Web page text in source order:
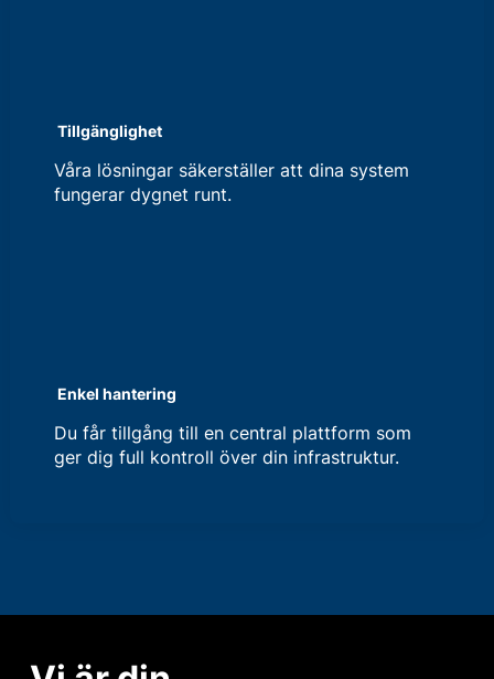
Tillgänglighet
Våra lösningar säkerställer att dina system
fungerar dygnet runt.
Enkel hantering
Du får tillgång till en central plattform som
ger dig full kontroll över din infrastruktur.